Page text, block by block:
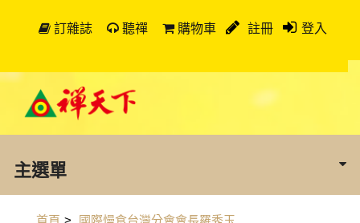
訂雜誌 聽禪 購物車 註冊 登入
主選單
首頁 > 國際慢食台灣分會會長羅秀玉